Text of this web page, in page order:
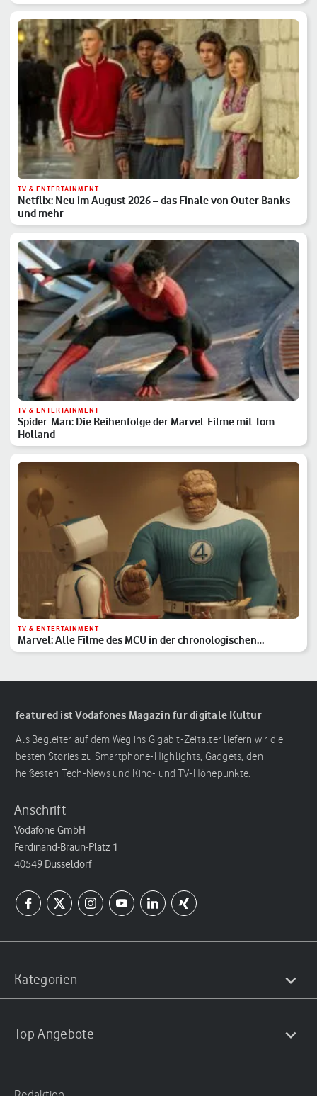
TV & ENTERTAINMENT
Netflix: Neu im August 2026 – das Finale von Outer Banks
und mehr
TV & ENTERTAINMENT
Spider-Man: Die Reihenfolge der Marvel-Filme mit Tom
Holland
TV & ENTERTAINMENT
Marvel: Alle Filme des MCU in der chronologischen
Reihenfolge
featured ist Vodafones Magazin für digitale Kultur
Als Begleiter auf dem Weg ins Gigabit-Zeitalter liefern wir die
besten Stories zu Smartphone-Highlights, Gadgets, den
heißesten Tech-News und Kino- und TV-Höhepunkte.
Anschrift
Vodafone GmbH
Ferdinand-Braun-Platz 1
40549 Düsseldorf
Kategorien
Top Angebote